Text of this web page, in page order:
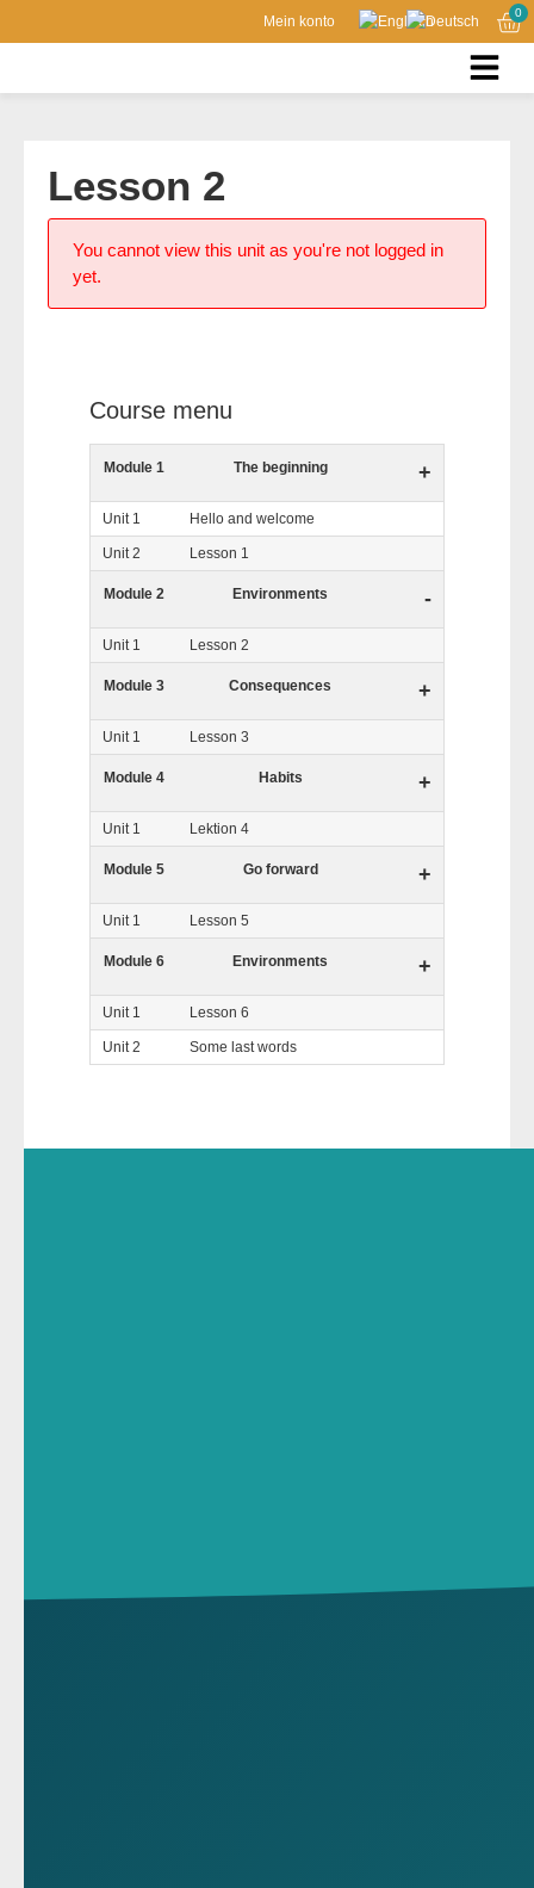
Mein konto
0
Lesson 2
You cannot view this unit as you're not logged in
yet.
Course menu
Module 1 The beginning +
Unit 1 Hello and welcome
Unit 2 Lesson 1
Module 2 Environments -
Unit 1 Lesson 2
Module 3 Consequences +
Unit 1 Lesson 3
Module 4 Habits +
Unit 1 Lektion 4
Module 5 Go forward +
Unit 1 Lesson 5
Module 6 Environments +
Unit 1 Lesson 6
Unit 2 Some last words